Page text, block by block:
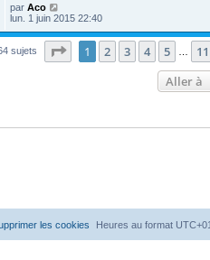
par Aco
lun. 1 juin 2015 22:40
sujets Page sur11
1 2 3 4 5 11
Aller à
Heures au format
les cookies